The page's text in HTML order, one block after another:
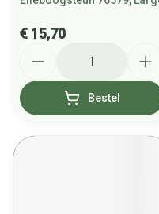
€ 15,70
Bestel